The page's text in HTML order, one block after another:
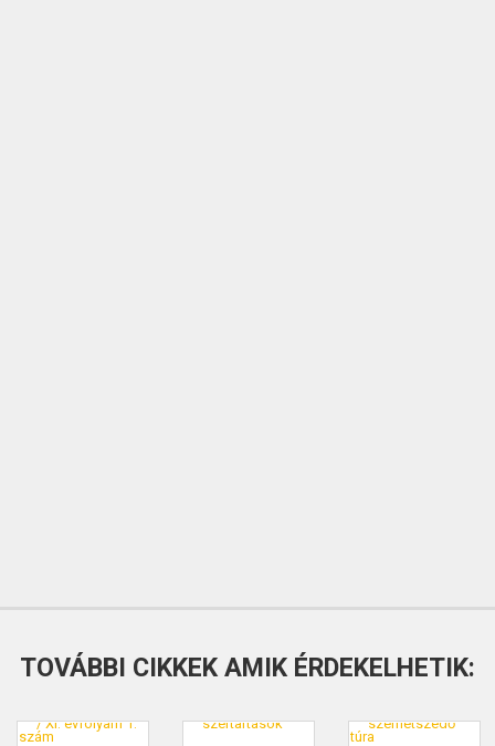
TOVÁBBI CIKKEK AMIK ÉRDEKELHETIK: